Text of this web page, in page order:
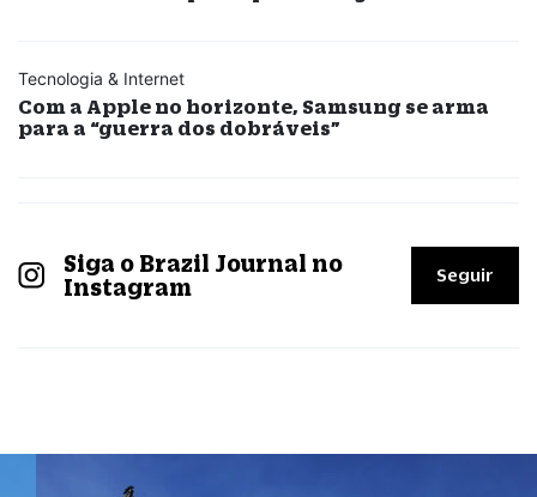
Tecnologia & Internet
Com a Apple no horizonte, Samsung se arma
para a “guerra dos dobráveis”
Siga o Brazil Journal no
Instagram
Seguir